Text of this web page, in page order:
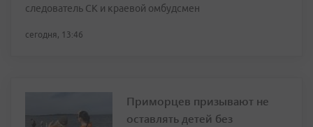
следователь СК и краевой омбудсмен
сегодня, 13:46
Приморцев призывают не
оставлять детей без